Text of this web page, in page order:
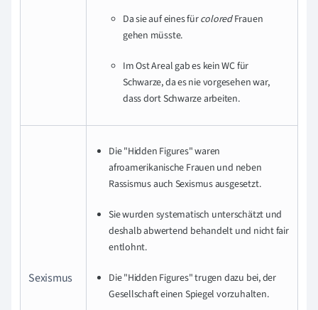
Da sie auf eines fürcolored Frauen
gehen müsste.
Im Ost Areal gab es kein WC für
Schwarze, da es nie vorgesehen war,
dass dort Schwarze arbeiten.
Sexismus
Die "Hidden Figures" waren
afroamerikanische Frauen und neben
Rassismus auch Sexismus ausgesetzt.
Sie wurden systematisch unterschätzt und
deshalb abwertend behandelt und nicht fair
entlohnt.
Die "Hidden Figures" trugen dazu bei, der
Gesellschaft einen Spiegel vorzuhalten.